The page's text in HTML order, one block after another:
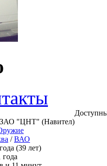
ЗАО "ЦНТ" (Навител)
/ВАО
(39 лет)
года